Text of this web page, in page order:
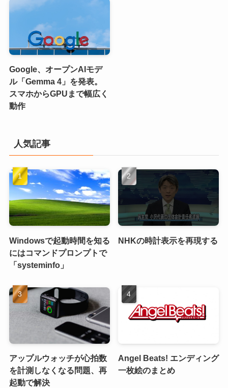
Google、オープンAIモデ
ル「Gemma 4」を発表。
スマホからGPUまで幅広く
動作
人気記事
Windowsで起動時間を知る
にはコマンドプロンプトで
「systeminfo」
NHKの時計表示を再現する
アップルウォッチが心拍数
を計測しなくなる問題、再
起動で解決
Angel Beats! エンディング
一枚絵のまとめ